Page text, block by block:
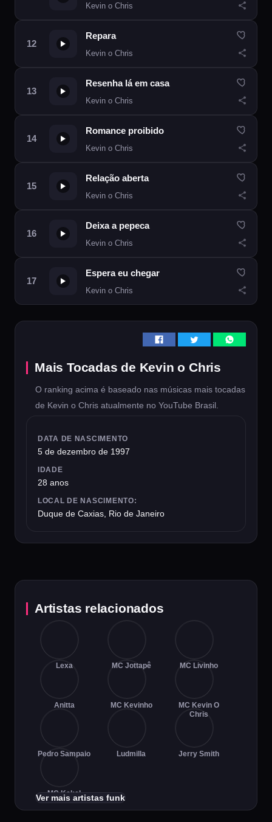
Kevin o Chris
Repara
Kevin o Chris
Resenha lá em casa
Kevin o Chris
Romance proibido
Kevin o Chris
Relação aberta
Kevin o Chris
Deixa a pepeca
Kevin o Chris
Espera eu chegar
Kevin o Chris
Artistas relacionados
Lexa MC Jottapê MC Livinho
Anitta MC Kevinho
MC Kevin O
Chris
Pedro Sampaio Ludmilla Jerry Smith
MC Kekel
Ver mais artistas funk
Mais Tocadas de Kevin o Chris
O ranking acima é baseado nas músicas mais tocadas
de Kevin o Chris atualmente no YouTube Brasil.
DATA DE NASCIMENTO
5 de dezembro de 1997
IDADE
28 anos
LOCAL DE NASCIMENTO:
Duque de Caxias, Rio de Janeiro